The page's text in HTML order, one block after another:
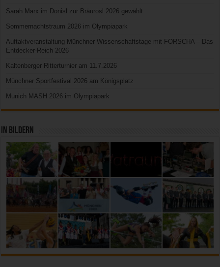
Sarah Marx im Donisl zur Bräurosl 2026 gewählt
Sommernachtstraum 2026 im Olympiapark
Auftaktveranstaltung Münchner Wissenschaftstage mit FORSCHA – Das
Entdecker-Reich 2026
Kaltenberger Ritterturnier am 11.7.2026
Münchner Sportfestival 2026 am Königsplatz
Munich MASH 2026 im Olympiapark
In Bildern